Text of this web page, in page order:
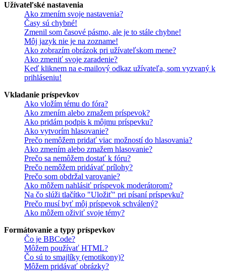
Užívateľské nastavenia
Ako zmením svoje nastavenia?
Časy sú chybné!
Zmenil som časové pásmo, ale je to stále chybne!
Môj jazyk nie je na zozname!
Ako zobrazím obrázok pri užívateľskom mene?
Ako zmeniť svoje zaradenie?
Keď kliknem na e-mailový odkaz užívateľa, som vyzvaný k
prihláseniu!
Vkladanie príspevkov
Ako vložím tému do fóra?
Ako zmením alebo zmažem príspevok?
Ako pridám podpis k môjmu príspevku?
Ako vytvorím hlasovanie?
Prečo nemôžem pridať viac možností do hlasovania?
Ako zmením alebo zmažem hlasovanie?
Prečo sa nemôžem dostať k fóru?
Prečo nemôžem pridávať prílohy?
Prečo som obdržal varovanie?
Ako môžem nahlásiť príspevok moderátorom?
Na čo slúži tlačítko "Uložiť" pri písaní príspevku?
Prečo musí byť môj príspevok schválený?
Ako môžem oživiť svoje témy?
Formátovanie a typy príspevkov
Čo je BBCode?
Môžem používať HTML?
Čo sú to smajlíky (emotikony)?
Môžem pridávať obrázky?